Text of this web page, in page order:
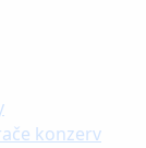
konzerv